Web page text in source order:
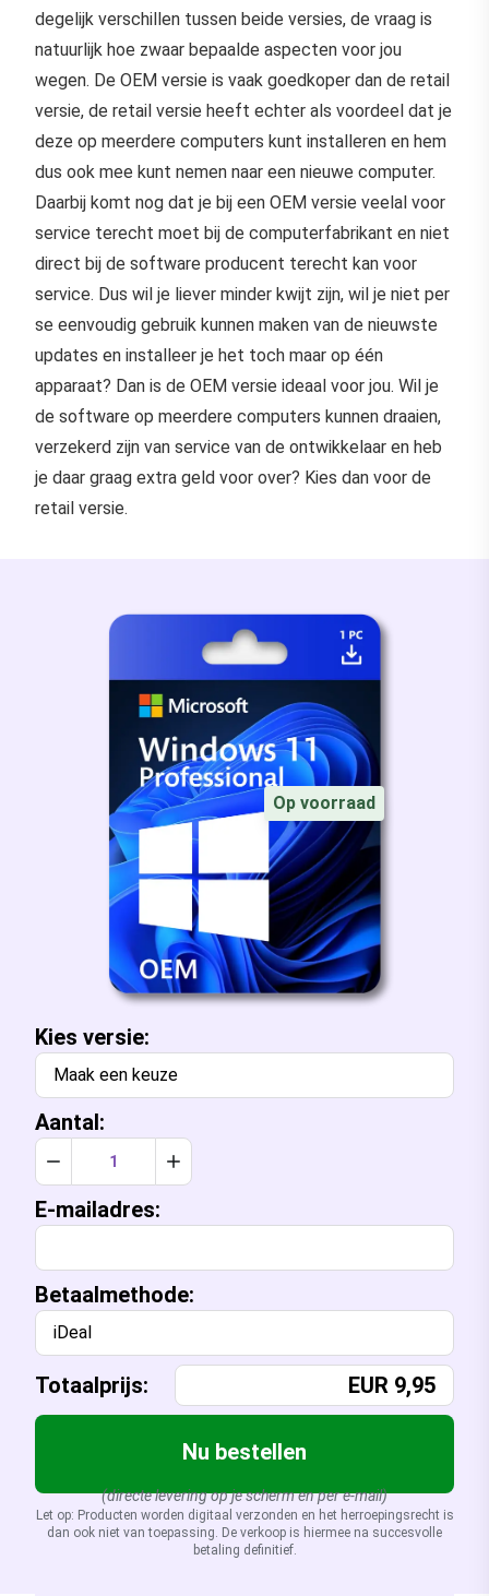
degelijk verschillen tussen beide versies, de vraag is
natuurlijk hoe zwaar bepaalde aspecten voor jou
wegen. De OEM versie is vaak goedkoper dan de retail
versie, de retail versie heeft echter als voordeel dat je
deze op meerdere computers kunt installeren en hem
dus ook mee kunt nemen naar een nieuwe computer.
Daarbij komt nog dat je bij een OEM versie veelal voor
service terecht moet bij de computerfabrikant en niet
direct bij de software producent terecht kan voor
service. Dus wil je liever minder kwijt zijn, wil je niet per
se eenvoudig gebruik kunnen maken van de nieuwste
updates en installeer je het toch maar op één
apparaat? Dan is de OEM versie ideaal voor jou. Wil je
de software op meerdere computers kunnen draaien,
verzekerd zijn van service van de ontwikkelaar en heb
je daar graag extra geld voor over? Kies dan voor de
retail versie.
Op voorraad
Kies versie:
Maak een keuze
Aantal:
Verlaag aantal met 1Verhoog aantal met 1
E-mailadres:
Betaalmethode:
iDeal
Totaalprijs: EUR 9,95
Nu bestellen
(directe levering op je scherm en per e-mail)
Let op: Producten worden digitaal verzonden en het herroepingsrecht is
dan ook niet van toepassing. De verkoop is hiermee na succesvolle
betaling definitief.